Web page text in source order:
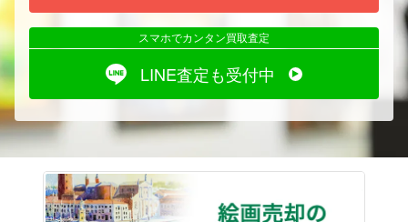
スマホでカンタン買取査定
LINE査定も受付中